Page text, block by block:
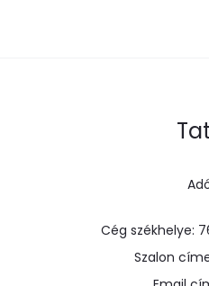
Cég székhelye:
Szalon